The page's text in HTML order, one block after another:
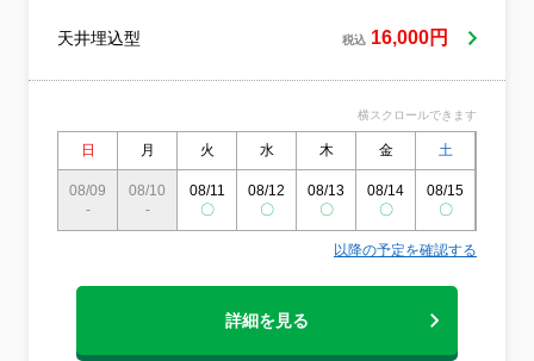
天井埋込型 税込 16,000円
横スクロールできます
日 月 火 水 木 金 土
08/09
-
08/10
-
08/11
〇
08/12
〇
08/13
〇
08/14
〇
08/15
〇
以降の予定を確認する
詳細を見る